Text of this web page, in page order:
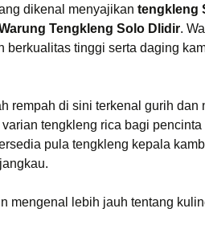
dikenal menyajikan tengkleng
Tengkleng Solo Dlidir.
berkualitas tinggi serta daging
rempah di sini terkenal gurih dan
tengkleng rica bagi
pula tengkleng kepala
mengenal lebih jauh tentang